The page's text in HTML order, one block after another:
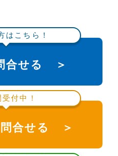
はこちら！
合せる ＞
付中！
問合せる ＞